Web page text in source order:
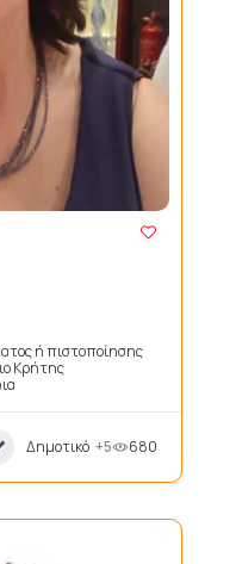
ή πιστοποίησης
Κρήτης
Δημοτικό +5 680